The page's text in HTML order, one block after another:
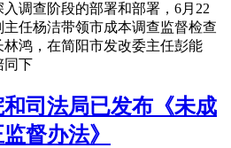
调查阶段的部署和部署，6月22
主任杨洁带领市成本调查监督检查
林鸿，在简阳市发改委主任彭能
同下
司法局已发布《未成
督办法》